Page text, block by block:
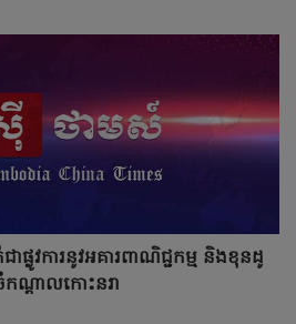
ផ្លូវការនូវអគារពាណិជ្ជកម្ម និងខុនដូ
ណ្តាលកោះនរា